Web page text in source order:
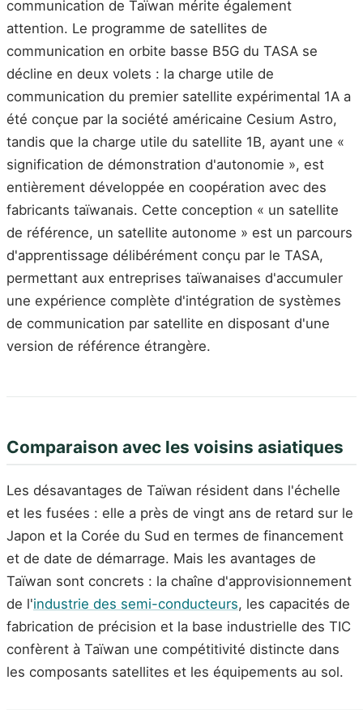
communication de Taïwan mérite également
attention. Le programme de satellites de
communication en orbite basse B5G du TASA se
décline en deux volets : la charge utile de
communication du premier satellite expérimental 1A a
été conçue par la société américaine Cesium Astro,
tandis que la charge utile du satellite 1B, ayant une «
signification de démonstration d'autonomie », est
entièrement développée en coopération avec des
fabricants taïwanais. Cette conception « un satellite
de référence, un satellite autonome » est un parcours
d'apprentissage délibérément conçu par le TASA,
permettant aux entreprises taïwanaises d'accumuler
une expérience complète d'intégration de systèmes
de communication par satellite en disposant d'une
version de référence étrangère.
Comparaison avec les voisins asiatiques
Les désavantages de Taïwan résident dans l'échelle
et les fusées : elle a près de vingt ans de retard sur le
Japon et la Corée du Sud en termes de financement
et de date de démarrage. Mais les avantages de
Taïwan sont concrets : la chaîne d'approvisionnement
de l'industrie des semi-conducteurs, les capacités de
fabrication de précision et la base industrielle des TIC
confèrent à Taïwan une compétitivité distincte dans
les composants satellites et les équipements au sol.